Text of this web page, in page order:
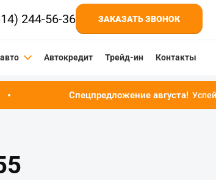
244-56-36 ЗАКАЗАТЬ ЗВОНОК
Автокредит Трейд-ин Контакты
Спецпредложение августа!Успейте купить